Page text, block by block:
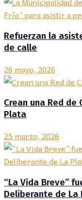
Refuerzan la
de calle
26 mayo, 2026
Crean una Red de
Plata
25 marzo, 2026
“La Vida Breve”
Deliberante de La